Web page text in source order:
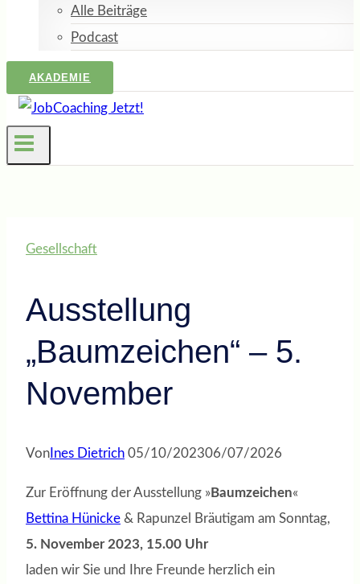
Alle Beiträge
Podcast
AKADEMIE
Gesellschaft
Ausstellung
„Baumzeichen“ – 5.
November
Von Ines Dietrich 05/10/202306/07/2026
Zur Eröffnung der Ausstellung »Baumzeichen«
Bettina Hünicke & Rapunzel Bräutigam am Sonntag,
5. November 2023, 15.00 Uhr
laden wir Sie und Ihre Freunde herzlich ein